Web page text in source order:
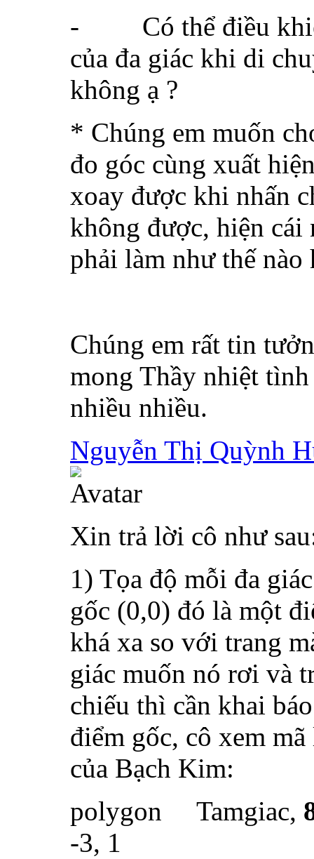
-
Có thể điều
của đa giác khi di
không ạ ?
* Chúng em muốn
đo góc cùng xuất
xoay được khi nhấn
không được, hiện
phải làm như thế nào
Chúng em rất tin
mong Thầy nhiệt
nhiều nhiều.
Nguyễn Thị Quỳnh
Xin trả lời cô như
1) Tọa độ mỗi đa
gốc (0,0) đó là một
khá xa so với trang
giác muốn nó rơi và
chiếu thì cần khai
điểm gốc, cô xem
của Bạch Kim:
polygon
Tamgiac,
-3, 1